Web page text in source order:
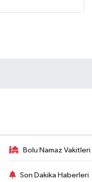
Bolu Namaz Vakitleri
Son Dakika Haberleri